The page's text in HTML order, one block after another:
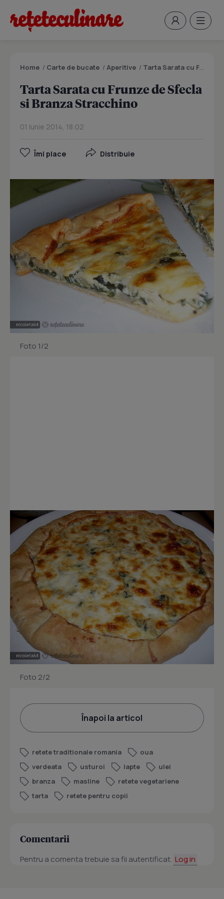
Home / Carte de bucate / Aperitive / Tarta Sarata cu Frunze de Sfecla si Branza Stracchino
Tarta Sarata cu Frunze de Sfecla
si Branza Stracchino
01 Iunie 2014, 18:02
Îmi place Distribuie
Foto 1/2
Foto 2/2
Înapoi la articol
retete traditionale romania
oua
verdeata
usturoi lapte
ulei
branza
masline
retete vegetariene
tarta
retete pentru copii
Comentarii
Pentru a comenta trebuie sa fii autentificat. Log in